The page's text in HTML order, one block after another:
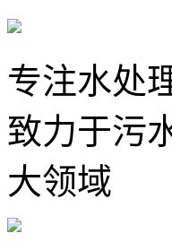
专注水处
致力于污
大领域